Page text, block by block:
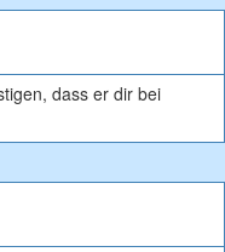
dass er dir bei